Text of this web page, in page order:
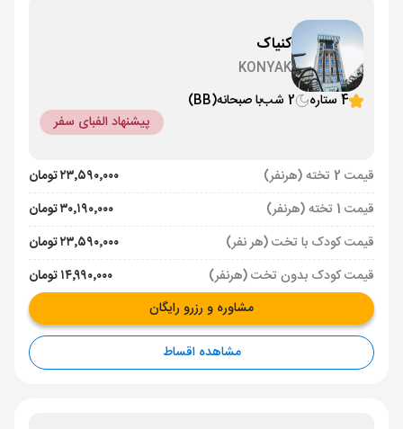
کنیاک
KONYAK
4 ستاره
2 شب با صبحانه(BB)
پیشنهاد الفبای سفر
قیمت 2 تخته (هرنفر)
۲۳٬۵۹۰٬۰۰۰ تومان
قیمت 1 تخته (هرنفر)
۳۰٬۱۹۰٬۰۰۰ تومان
قیمت کودک با تخت (هر نفر)
۲۳٬۵۹۰٬۰۰۰ تومان
قیمت کودک بدون تخت (هرنفر)
۱۴٬۹۹۰٬۰۰۰ تومان
مشاوره و رزرو رایگان
مشاهده اقساط